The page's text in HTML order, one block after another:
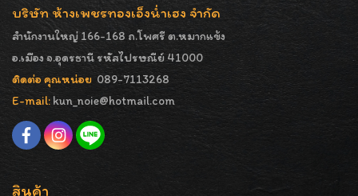
บริษัท ห้างเพชรทองเอ็งน่ำเฮง จำกัด
สำนักงานใหญ่ 166-168 ถ.โพศรี ต.หมากแข้ง
อ.เมือง จ.อุดรธานี รหัสไปรษณีย์ 41000
ติดต่อ คุณหน่อย 089-7113268
E-mail: kun_noie@hotmail.com
สินค้า